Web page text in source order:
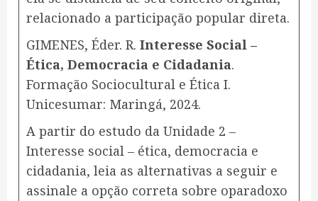
relacionado a participação popular direta.
GIMENES, Éder. R. Interesse Social –
Ética, Democracia e Cidadania.
Formação Sociocultural e Ética I.
Unicesumar: Maringá, 2024.
A partir do estudo da Unidade 2 –
Interesse social – ética, democracia e
cidadania, leia as alternativas a seguir e
assinale a opção correta sobre oparadoxo